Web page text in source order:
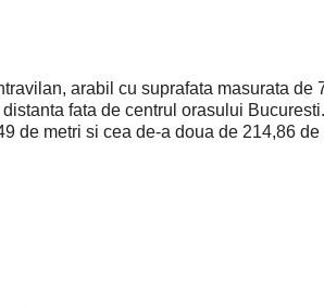
arabil cu suprafata masurata de
fata de centrul orasului
de metri si cea de-a doua de 214,86 de